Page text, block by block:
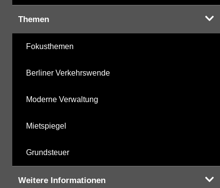
Themen
Fokusthemen
Berliner Verkehrswende
Moderne Verwaltung
Mietspiegel
Grundsteuer
Weitere Informationen